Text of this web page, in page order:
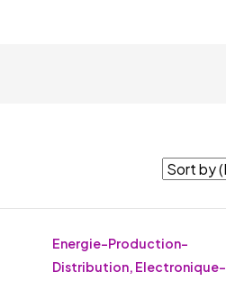
Energie-Production-
Distribution, Electronique-